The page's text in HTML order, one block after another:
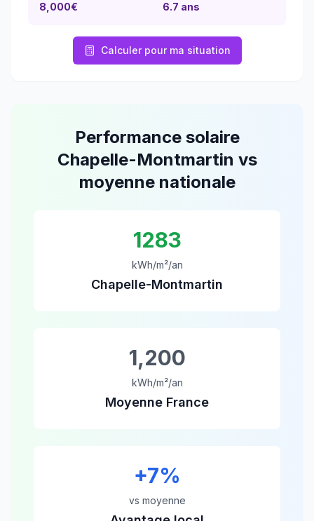
8,000€
6.7 ans
Calculer pour ma situation
Performance solaire
Chapelle-Montmartin vs
moyenne nationale
1283
kWh/m²/an
Chapelle-Montmartin
1,200
kWh/m²/an
Moyenne France
+7%
vs moyenne